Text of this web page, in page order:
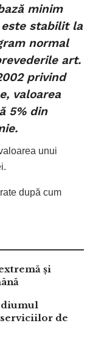
minim
stabilit la
normal
art.
privind
valoarea
5% din
unui
după cum
și
de